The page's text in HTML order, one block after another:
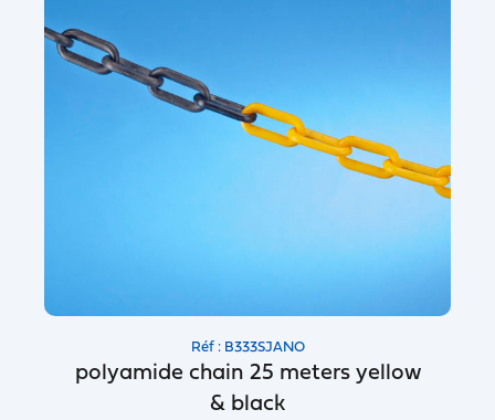
Réf : B333SJANO
polyamide chain 25 meters yellow
& black